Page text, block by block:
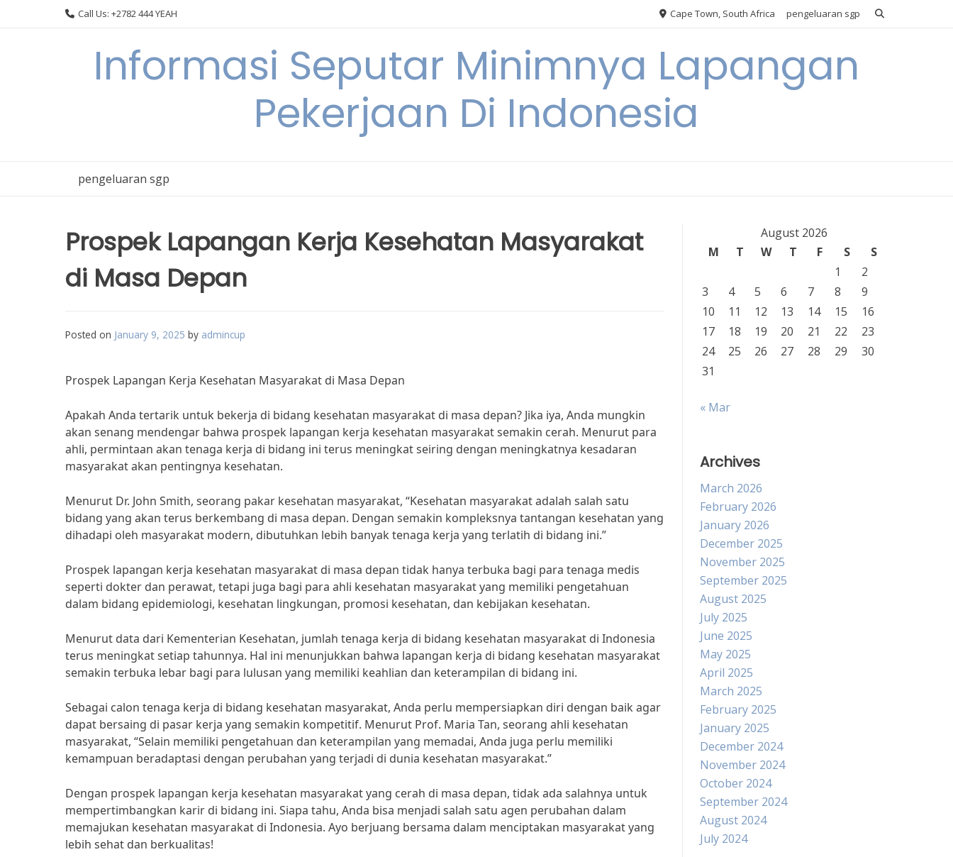
Call Us: +2782 444 YEAH Cape Town, South Africa pengeluaran sgp
Informasi Seputar Minimnya Lapangan
Pekerjaan Di Indonesia
pengeluaran sgp
Prospek Lapangan Kerja Kesehatan Masyarakat
di Masa Depan
Posted on January 9, 2025 by admincup
Prospek Lapangan Kerja Kesehatan Masyarakat di Masa Depan
Apakah Anda tertarik untuk bekerja di bidang kesehatan masyarakat di masa depan? Jika iya, Anda mungkin
akan senang mendengar bahwa prospek lapangan kerja kesehatan masyarakat semakin cerah. Menurut para
ahli, permintaan akan tenaga kerja di bidang ini terus meningkat seiring dengan meningkatnya kesadaran
masyarakat akan pentingnya kesehatan.
Menurut Dr. John Smith, seorang pakar kesehatan masyarakat, “Kesehatan masyarakat adalah salah satu
bidang yang akan terus berkembang di masa depan. Dengan semakin kompleksnya tantangan kesehatan yang
dihadapi oleh masyarakat modern, dibutuhkan lebih banyak tenaga kerja yang terlatih di bidang ini.”
Prospek lapangan kerja kesehatan masyarakat di masa depan tidak hanya terbuka bagi para tenaga medis
seperti dokter dan perawat, tetapi juga bagi para ahli kesehatan masyarakat yang memiliki pengetahuan
dalam bidang epidemiologi, kesehatan lingkungan, promosi kesehatan, dan kebijakan kesehatan.
Menurut data dari Kementerian Kesehatan, jumlah tenaga kerja di bidang kesehatan masyarakat di Indonesia
terus meningkat setiap tahunnya. Hal ini menunjukkan bahwa lapangan kerja di bidang kesehatan masyarakat
semakin terbuka lebar bagi para lulusan yang memiliki keahlian dan keterampilan di bidang ini.
Sebagai calon tenaga kerja di bidang kesehatan masyarakat, Anda perlu mempersiapkan diri dengan baik agar
dapat bersaing di pasar kerja yang semakin kompetitif. Menurut Prof. Maria Tan, seorang ahli kesehatan
masyarakat, “Selain memiliki pengetahuan dan keterampilan yang memadai, Anda juga perlu memiliki
kemampuan beradaptasi dengan perubahan yang terjadi di dunia kesehatan masyarakat.”
Dengan prospek lapangan kerja kesehatan masyarakat yang cerah di masa depan, tidak ada salahnya untuk
mempertimbangkan karir di bidang ini. Siapa tahu, Anda bisa menjadi salah satu agen perubahan dalam
memajukan kesehatan masyarakat di Indonesia. Ayo berjuang bersama dalam menciptakan masyarakat yang
lebih sehat dan berkualitas!
August 2026
M
T W T F S
S
1
2
3
4 5 6 7 8
9
10
11 12 13 14 15
16
17
18 19 20 21 22
23
24
25 26 27 28 29
30
31
« Mar
Archives
March 2026
February 2026
January 2026
December 2025
November 2025
September 2025
August 2025
July 2025
June 2025
May 2025
April 2025
March 2025
February 2025
January 2025
December 2024
November 2024
October 2024
September 2024
August 2024
July 2024